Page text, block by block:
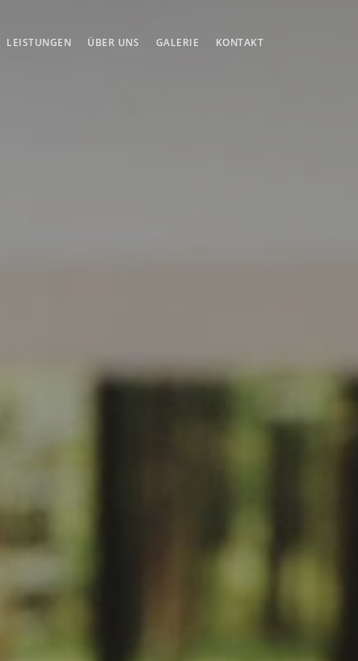
LEISTUNGEN ÜBER UNS GALERIE KONTAKT